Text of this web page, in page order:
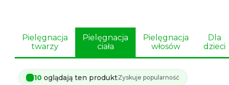
Pielęgnacja
twarzy
Pielęgnacja
ciała
Pielęgnacja
włosów
Dla
dzieci
10 oglądają ten produktZyskuje popularność